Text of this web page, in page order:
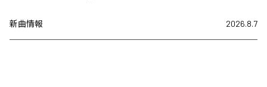
新曲情報 2026.8.7